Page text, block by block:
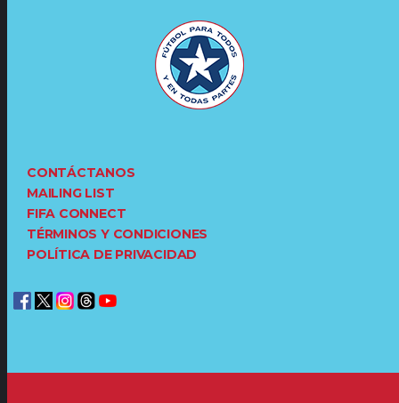
CONTÁCTANOS
MAILING LIST
FIFA CONNECT
TÉRMINOS Y CONDICIONES
POLÍTICA DE PRIVACIDAD